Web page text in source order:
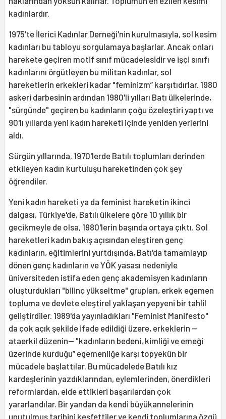
kadınlardır.
1975'te İlerici Kadınlar Derneği'nin kurulmasıyla, sol kesim
kadınları bu tabloyu sorgulamaya başlarlar. Ancak onları
harekete geçiren motif sınıf mücadelesidir ve işçi sınıfı
kadınlarını örgütleyen bu militan kadınlar, sol
hareketlerin erkekleri kadar "feminizm” karşıtıdırlar. 1980
askeri darbesinin ardından 1980'li yılları Batı ülkelerinde,
"sürgünde" geçiren bu kadınların çoğu özeleştiri yaptı ve
90'lı yıllarda yeni kadın hareketi içinde yeniden yerlerini
aldı.
Sürgün yıllarında, 1970'lerde Batılı toplumları derinden
etkileyen kadın kurtuluşu hareketinden çok şey
öğrendiler.
Yeni kadın hareketi ya da feminist hareketin ikinci
dalgası, Türkiye'de, Batılı ülkelere göre 10 yıllık bir
gecikmeyle de olsa, 1980'lerin başında ortaya çıktı. Sol
hareketleri kadın bakış açısından eleştiren genç
kadınların, eğitimlerini yurtdışında, Batı'da tamamlayıp
dönen genç kadınların ve YÖK yasası nedeniyle
üniversiteden istifa eden genç akademisyen kadınların
oluşturdukları "bilinç yükseltme" grupları, erkek egemen
topluma ve devlete eleştirel yaklaşan yepyeni bir tahlil
geliştirdiler. 1989'da yayınladıkları "Feminist Manifesto"
da çok açık şekilde ifade edildiği üzere, erkeklerin —
ataerkil düzenin— "kadınların bedeni, kimliği ve emeği
üzerinde kurduğu” egemenliğe karşı topyekûn bir
mücadele başlattılar. Bu mücadelede Batılı kız
kardeşlerinin yazdıklarından, eylemlerinden, önerdikleri
reformlardan, elde ettikleri başarılardan çok
yararlandılar. Bir yandan da kendi büyükannelerinin
unutulmuş tarihini keşfettiler ve kendi toplumlarına özgü